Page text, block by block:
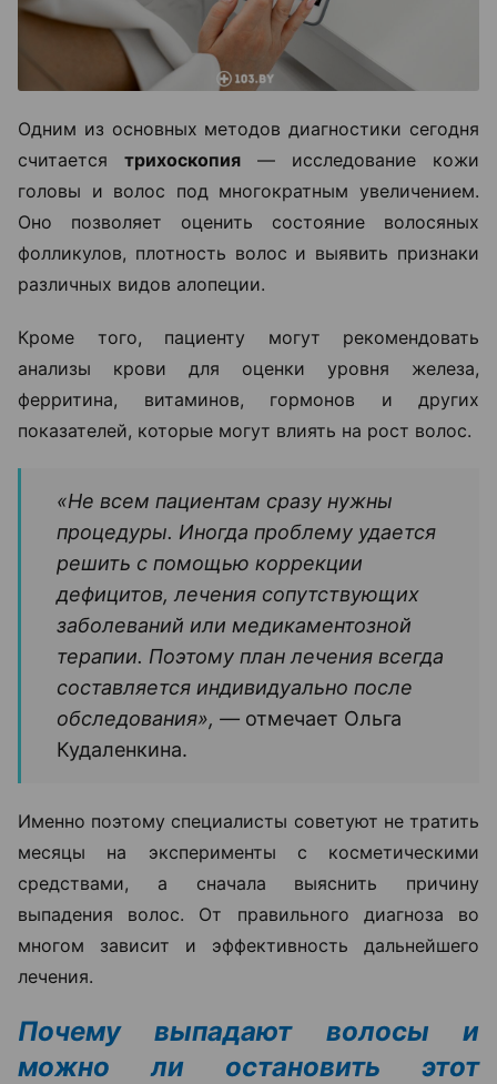
Одним из основных методов диагностики сегодня
считается трихоскопия — исследование кожи
головы и волос под многократным увеличением.
Оно позволяет оценить состояние волосяных
фолликулов, плотность волос и выявить признаки
различных видов алопеции.
Кроме того, пациенту могут рекомендовать
анализы крови для оценки уровня железа,
ферритина, витаминов, гормонов и других
показателей, которые могут влиять на рост волос.
«Не всем пациентам сразу нужны
процедуры. Иногда проблему удается
решить с помощью коррекции
дефицитов, лечения сопутствующих
заболеваний или медикаментозной
терапии. Поэтому план лечения всегда
составляется индивидуально после
обследования», — отмечает Ольга
Кудаленкина.
Именно поэтому специалисты советуют не тратить
месяцы на эксперименты с косметическими
средствами, а сначала выяснить причину
выпадения волос. От правильного диагноза во
многом зависит и эффективность дальнейшего
лечения.
Почему выпадают волосы и
можно ли остановить этот